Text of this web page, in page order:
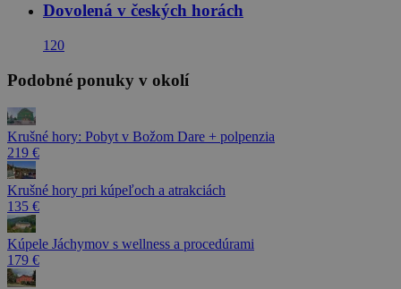
Dovolená v českých horách
120
Podobné ponuky v okolí
Krušné hory: Pobyt v Božom Dare + polpenzia
219 €
Krušné hory pri kúpeľoch a atrakciách
135 €
Kúpele Jáchymov s wellness a procedúrami
179 €